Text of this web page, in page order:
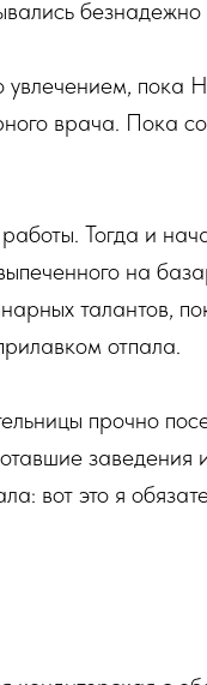
увлечением, пока
врача. Пока
Тогда и
на
талантов,
отпала.
прочно
заведения
вот это я